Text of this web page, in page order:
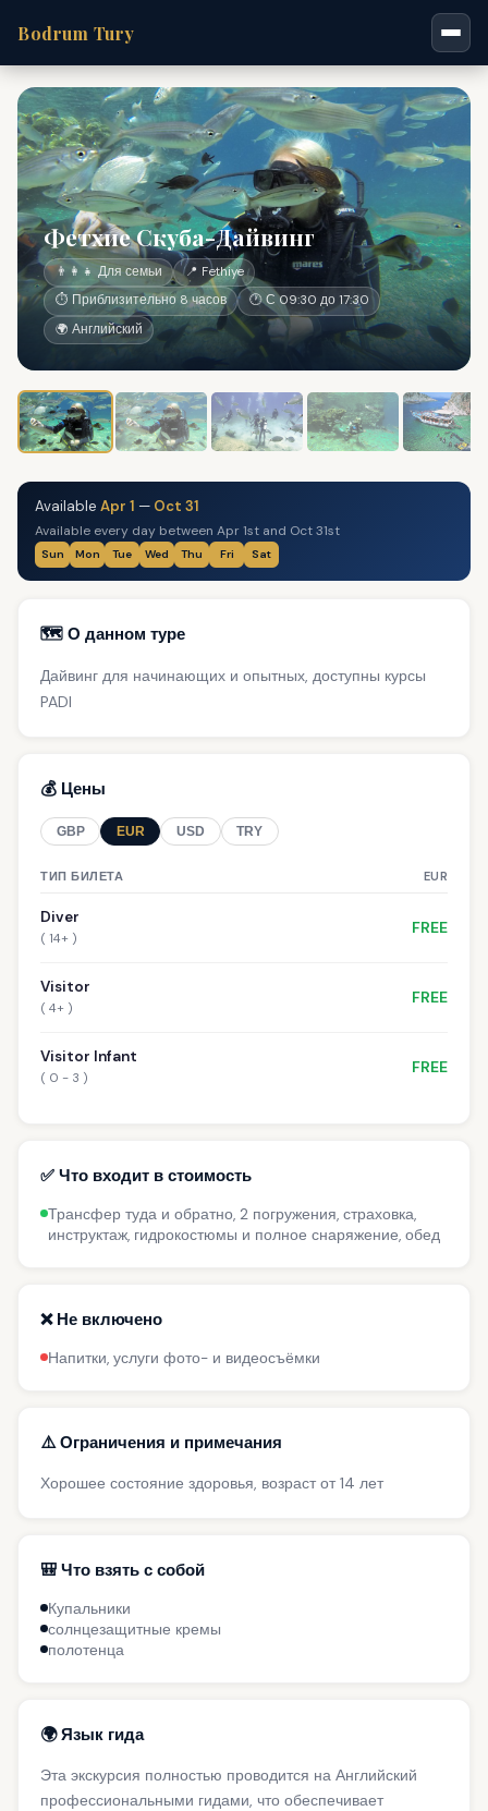
Bodrum Tury
Фетхие Скуба-Дайвинг
👨‍👩‍👧 Для семьи
📍 Fethiye
⏱ Приблизительно 8 часов
🕐 С 09:30 до 17:30
🌍 Английский
Available Apr 1 — Oct 31
Available every day between Apr 1st and Oct 31st
Sun Mon Tue Wed Thu Fri Sat
🗺️ О данном туре
Дайвинг для начинающих и опытных, доступны курсы
PADI
💰 Цены
GBP EUR USD TRY
ТИП БИЛЕТА EUR
Diver
( 14+ )
FREE
Visitor
( 4+ )
FREE
Visitor Infant
( 0 - 3 )
FREE
✅ Что входит в стоимость
Трансфер туда и обратно, 2 погружения, страховка,
инструктаж, гидрокостюмы и полное снаряжение, обед
❌ Не включено
Напитки, услуги фото- и видеосъёмки
⚠️ Ограничения и примечания
Хорошее состояние здоровья, возраст от 14 лет
🎒 Что взять с собой
Купальники
солнцезащитные кремы
полотенца
🌍 Язык гида
Эта экскурсия полностью проводится на Английский
профессиональными гидами, что обеспечивает